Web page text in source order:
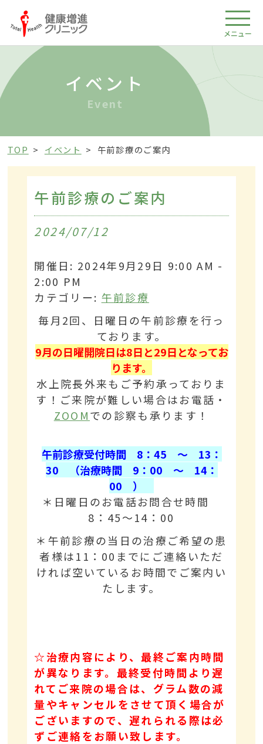
メニュー
イベント
Event
TOP イベント 午前診療のご案内
午前診療のご案内
2024/07/12
開催日: 2024年9月29日 9:00 AM -
2:00 PM
カテゴリー: 午前診療
毎月2回、日曜日の午前診療を行っ
ております。
9月の日曜開院日は8日と29日となってお
ります。
水上院長外来もご予約承っておりま
す！ご来院が難しい場合はお電話・
ZOOMでの診察も承ります！
午前診療受付時間 8：45 ～ 13：
30 （治療時間 9：00 ～ 14：
00 ）
＊日曜日のお電話お問合せ時間
8：45～14：00
＊午前診療の当日の治療ご希望の患
者様は11：00までにご連絡いただ
ければ空いているお時間でご案内い
たします。
☆治療内容により、最終ご案内時間
が異なります。最終受付時間より遅
れてご来院の場合は、グラム数の減
量やキャンセルをさせて頂く場合が
ございますので、遅れられる際は必
ずご連絡をお願い致します。